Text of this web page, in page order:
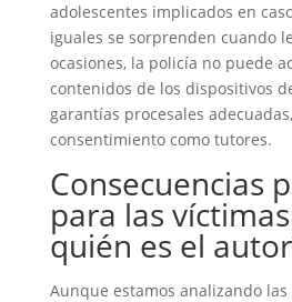
adolescentes implicados en
iguales se sorprenden cuando
ocasiones, la policía no puede
contenidos de los dispositivos
garantías procesales
consentimiento como tutores.
Consecuencias
para las
quién es el
Aunque estamos analizando